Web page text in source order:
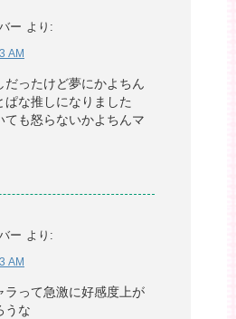
ー より:
AM
だったけど夢にかよちん
ぱな推しになりました
ても怒らないかよちんマ
ー より:
AM
ラって急激に好感度上が
うな